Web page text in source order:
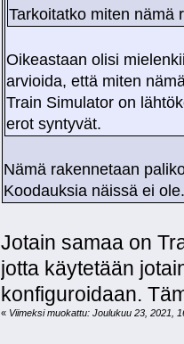
Tarkoitatko miten nämä
Oikeastaan olisi
arvioida, että miten
Train Simulator on
erot syntyvät.
Nämä rakennetaan
Koodauksia näissä ei
Jotain samaa on
jotta käytetään
konfiguroidaan.
« Viimeksi muokattu: Joulukuu 23, 2021,